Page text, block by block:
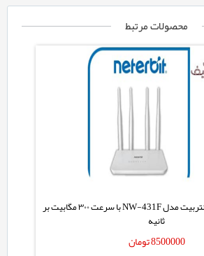
محصولات مرتبط
مودم روتر بی سیم نتربیت مدل NW-431F با سرعت ۳۰۰ مگابیت بر
ثانیه
8500000تومان